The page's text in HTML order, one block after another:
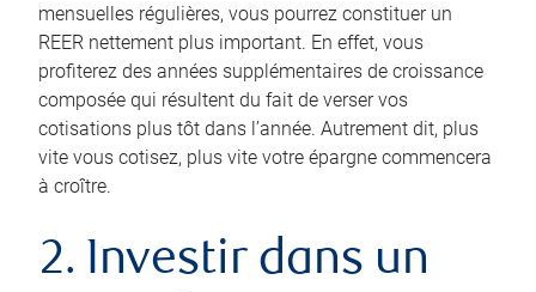
mensuelles régulières, vous pourrez constituer un
REER nettement plus important. En effet, vous
profiterez des années supplémentaires de croissance
composée qui résultent du fait de verser vos
cotisations plus tôt dans l’année. Autrement dit, plus
vite vous cotisez, plus vite votre épargne commencera
à croître.
2. Investir dans un